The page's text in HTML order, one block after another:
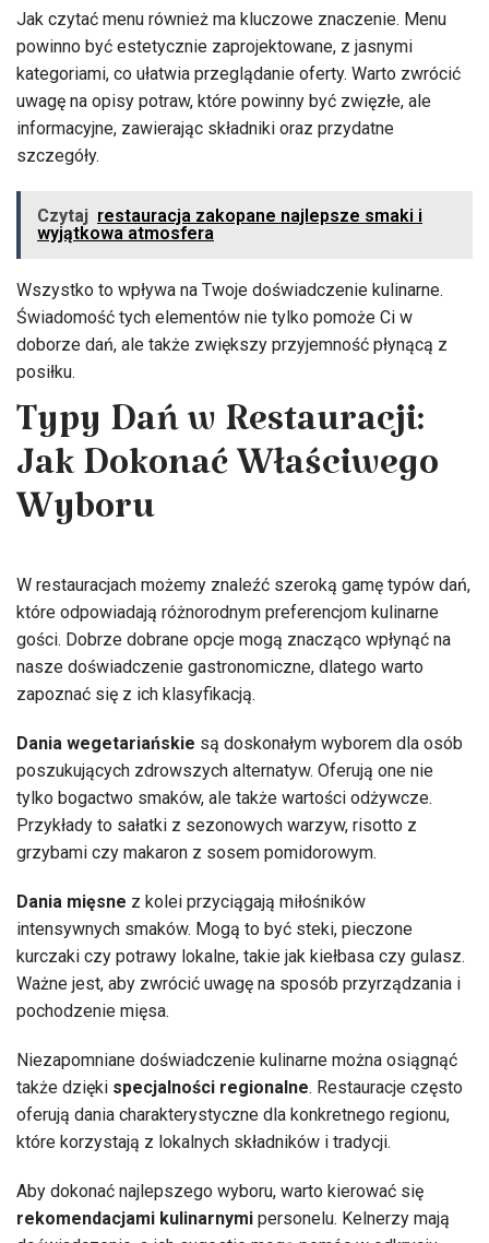
Jak czytać menu również ma kluczowe znaczenie. Menu
powinno być estetycznie zaprojektowane, z jasnymi
kategoriami, co ułatwia przeglądanie oferty. Warto zwrócić
uwagę na opisy potraw, które powinny być zwięzłe, ale
informacyjne, zawierając składniki oraz przydatne
szczegóły.
Czytaj restauracja zakopane najlepsze smaki i
wyjątkowa atmosfera
Wszystko to wpływa na Twoje doświadczenie kulinarne.
Świadomość tych elementów nie tylko pomoże Ci w
doborze dań, ale także zwiększy przyjemność płynącą z
posiłku.
Typy Dań w Restauracji:
Jak Dokonać Właściwego
Wyboru
W restauracjach możemy znaleźć szeroką gamę typów dań,
które odpowiadają różnorodnym preferencjom kulinarne
gości. Dobrze dobrane opcje mogą znacząco wpłynąć na
nasze doświadczenie gastronomiczne, dlatego warto
zapoznać się z ich klasyfikacją.
Dania wegetariańskie są doskonałym wyborem dla osób
poszukujących zdrowszych alternatyw. Oferują one nie
tylko bogactwo smaków, ale także wartości odżywcze.
Przykłady to sałatki z sezonowych warzyw, risotto z
grzybami czy makaron z sosem pomidorowym.
Dania mięsne z kolei przyciągają miłośników
intensywnych smaków. Mogą to być steki, pieczone
kurczaki czy potrawy lokalne, takie jak kiełbasa czy gulasz.
Ważne jest, aby zwrócić uwagę na sposób przyrządzania i
pochodzenie mięsa.
Niezapomniane doświadczenie kulinarne można osiągnąć
także dzięki specjalności regionalne. Restauracje często
oferują dania charakterystyczne dla konkretnego regionu,
które korzystają z lokalnych składników i tradycji.
Aby dokonać najlepszego wyboru, warto kierować się
rekomendacjami kulinarnymi personelu. Kelnerzy mają